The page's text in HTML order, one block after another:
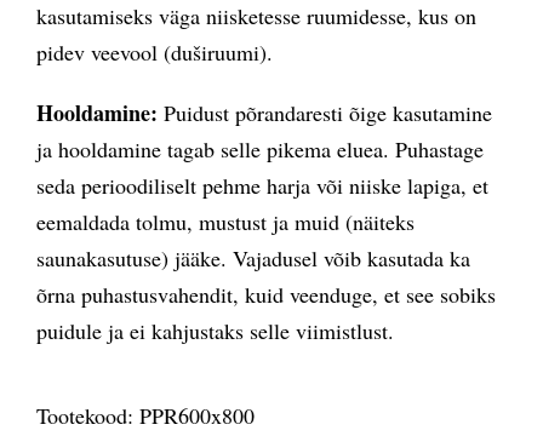
kasutamiseks väga niisketesse ruumidesse, kus on
pidev veevool (duširuumi).
Hooldamine: Puidust põrandaresti õige kasutamine
ja hooldamine tagab selle pikema eluea. Puhastage
seda perioodiliselt pehme harja või niiske lapiga, et
eemaldada tolmu, mustust ja muid (näiteks
saunakasutuse) jääke. Vajadusel võib kasutada ka
õrna puhastusvahendit, kuid veenduge, et see sobiks
puidule ja ei kahjustaks selle viimistlust.
Tootekood: PPR600x800